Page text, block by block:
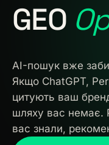
Головна
Кейси
GEO
AI-пошук вже
Якщо ChatGPT,
цитують ваш
шляху вас немає.
вас знали,